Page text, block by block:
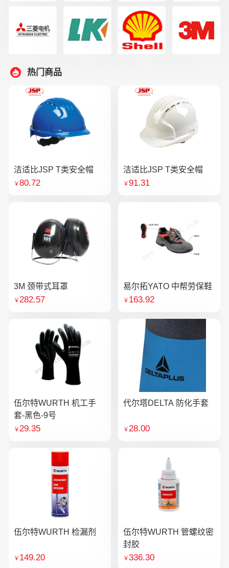
热门商品
洁适比JSP T类安全帽
￥80.72
洁适比JSP T类安全帽
￥91.31
3M 颈带式耳罩
￥282.57
易尔拓YATO 中帮劳保鞋
￥ 163.92
伍尔特WURTH 机工手
套-黑色-9号
￥29.35
代尔塔DELTA 防化手套
￥28.00
伍尔特WURTH 检漏剂
￥ 149.20
伍尔特WURTH 管螺纹密
封胶
￥336.30